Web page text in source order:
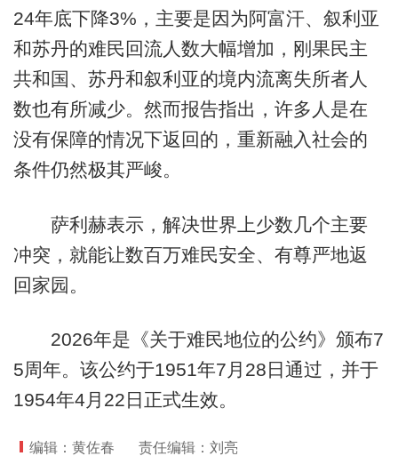
24年底下降3%，主要是因为阿富汗、叙利亚
和苏丹的难民回流人数大幅增加，刚果民主
共和国、苏丹和叙利亚的境内流离失所者人
数也有所减少。然而报告指出，许多人是在
没有保障的情况下返回的，重新融入社会的
条件仍然极其严峻。
萨利赫表示，解决世界上少数几个主要
冲突，就能让数百万难民安全、有尊严地返
回家园。
2026年是《关于难民地位的公约》颁布7
5周年。该公约于1951年7月28日通过，并于
1954年4月22日正式生效。
编辑：黄佐春 责任编辑：刘亮